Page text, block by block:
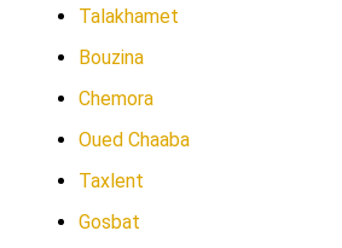
Talakhamet
Bouzina
Chemora
Oued Chaaba
Taxlent
Gosbat